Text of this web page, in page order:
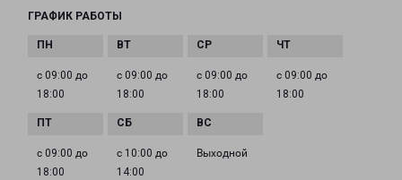
ГРАФИК РАБОТЫ
с 09:00 до
18:00
с 09:00 до
18:00
с 09:00 до
18:00
с 09:00 до
18:00
с 09:00 до
18:00
с 10:00 до
14:00
Выходной